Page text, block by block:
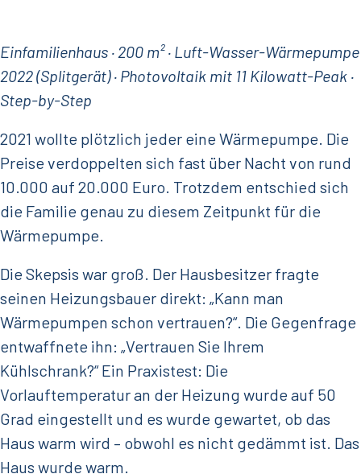
Einfamilienhaus · 200 m² · Luft-Wasser-Wärmepumpe
2022 (Splitgerät) · Photovoltaik mit 11 Kilowatt-Peak ·
Step-by-Step
2021 wollte plötzlich jeder eine Wärmepumpe. Die
Preise verdoppelten sich fast über Nacht von rund
10.000 auf 20.000 Euro. Trotzdem entschied sich
die Familie genau zu diesem Zeitpunkt für die
Wärmepumpe.
Die Skepsis war groß. Der Hausbesitzer fragte
seinen Heizungsbauer direkt: „Kann man
Wärmepumpen schon vertrauen?“. Die Gegenfrage
entwaffnete ihn: „Vertrauen Sie Ihrem
Kühlschrank?“ Ein Praxistest: Die
Vorlauftemperatur an der Heizung wurde auf 50
Grad eingestellt und es wurde gewartet, ob das
Haus warm wird – obwohl es nicht gedämmt ist. Das
Haus wurde warm.